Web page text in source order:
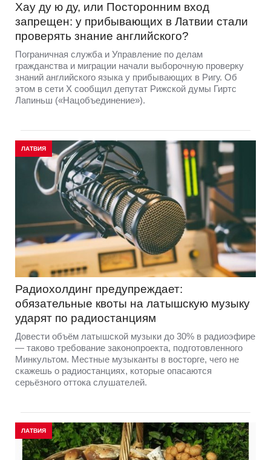
Хау ду ю ду, или Посторонним вход
запрещен: у прибывающих в Латвии стали
проверять знание английского?
Пограничная служба и Управление по делам
гражданства и миграции начали выборочную проверку
знаний английского языка у прибывающих в Ригу. Об
этом в сети Х сообщил депутат Рижской думы Гиртс
Лапиньш («Нацобъединение»).
ЛАТВИЯ
Радиохолдинг предупреждает:
обязательные квоты на латышскую музыку
ударят по радиостанциям
Довести объём латышской музыки до 30% в радиоэфире
— таково требование законопроекта, подготовленного
Минкультом. Местные музыканты в восторге, чего не
скажешь о радиостанциях, которые опасаются
серьёзного оттока слушателей.
ЛАТВИЯ